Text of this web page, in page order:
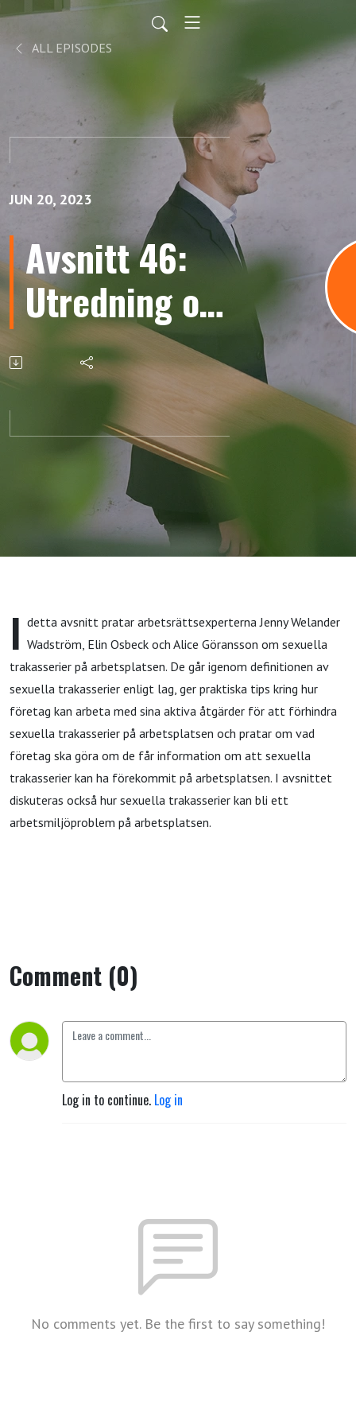
ALL EPISODES
JUN 20, 2023
Avsnitt 46:
Utredning om
sexuella
trakasserier
på
arbetsplatsen
I detta avsnitt pratar arbetsrättsexperterna Jenny Welander
Wadström, Elin Osbeck och Alice Göransson om sexuella
trakasserier på arbetsplatsen. De går igenom definitionen av
sexuella trakasserier enligt lag, ger praktiska tips kring hur
företag kan arbeta med sina aktiva åtgärder för att förhindra
sexuella trakasserier på arbetsplatsen och pratar om vad
företag ska göra om de får information om att sexuella
trakasserier kan ha förekommit på arbetsplatsen. I avsnittet
diskuteras också hur sexuella trakasserier kan bli ett
arbetsmiljöproblem på arbetsplatsen.
Comment (0)
Log in to continue. Log in
No comments yet. Be the first to say something!